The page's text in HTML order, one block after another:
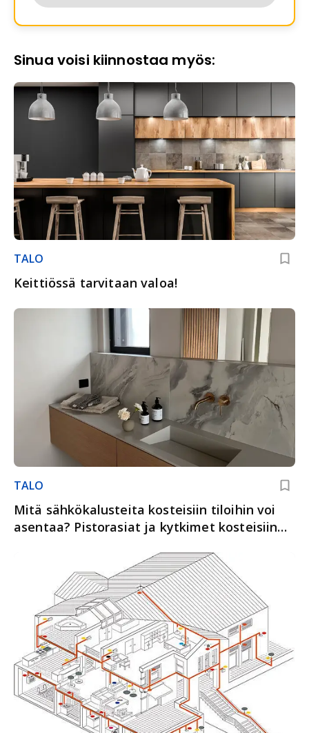
Sinua voisi kiinnostaa myös:
TALO
Keittiössä tarvitaan valoa!
TALO
Mitä sähkökalusteita kosteisiin tiloihin voi
asentaa? Pistorasiat ja kytkimet kosteisiin